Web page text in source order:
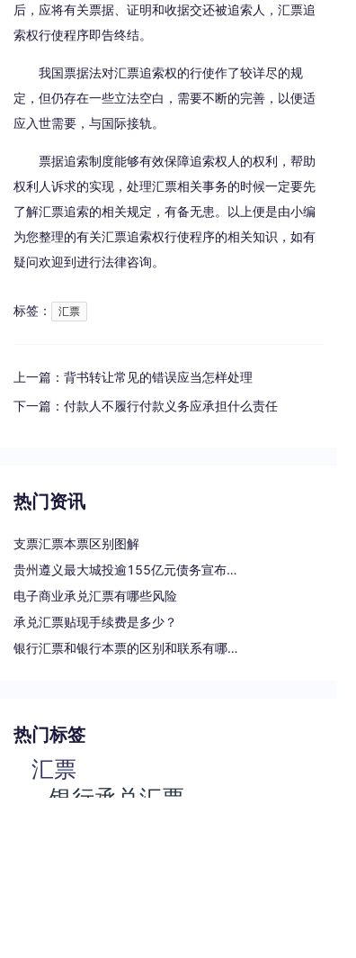
后，应将有关票据、证明和收据交还被追索人，汇票追
索权行使程序即告终结。
我国票据法对汇票追索权的行使作了较详尽的规
定，但仍存在一些立法空白，需要不断的完善，以便适
应入世需要，与国际接轨。
票据追索制度能够有效保障追索权人的权利，帮助
权利人诉求的实现，处理汇票相关事务的时候一定要先
了解汇票追索的相关规定，有备无患。以上便是由小编
为您整理的有关汇票追索权行使程序的相关知识，如有
疑问欢迎到进行法律咨询。
标签： 汇票
上一篇： 背书转让常见的错误应当怎样处理
下一篇： 付款人不履行付款义务应承担什么责任
热门资讯
支票汇票本票区别图解
贵州遵义最大城投逾155亿元债务宣布重组
电子商业承兑汇票有哪些风险
承兑汇票贴现手续费是多少？
银行汇票和银行本票的区别和联系有哪些（一文读懂支票、本票和汇票的区别）
热门标签
汇票
银行承兑汇票